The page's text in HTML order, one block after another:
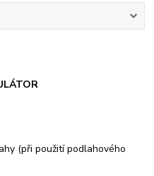
(při použití podlahového